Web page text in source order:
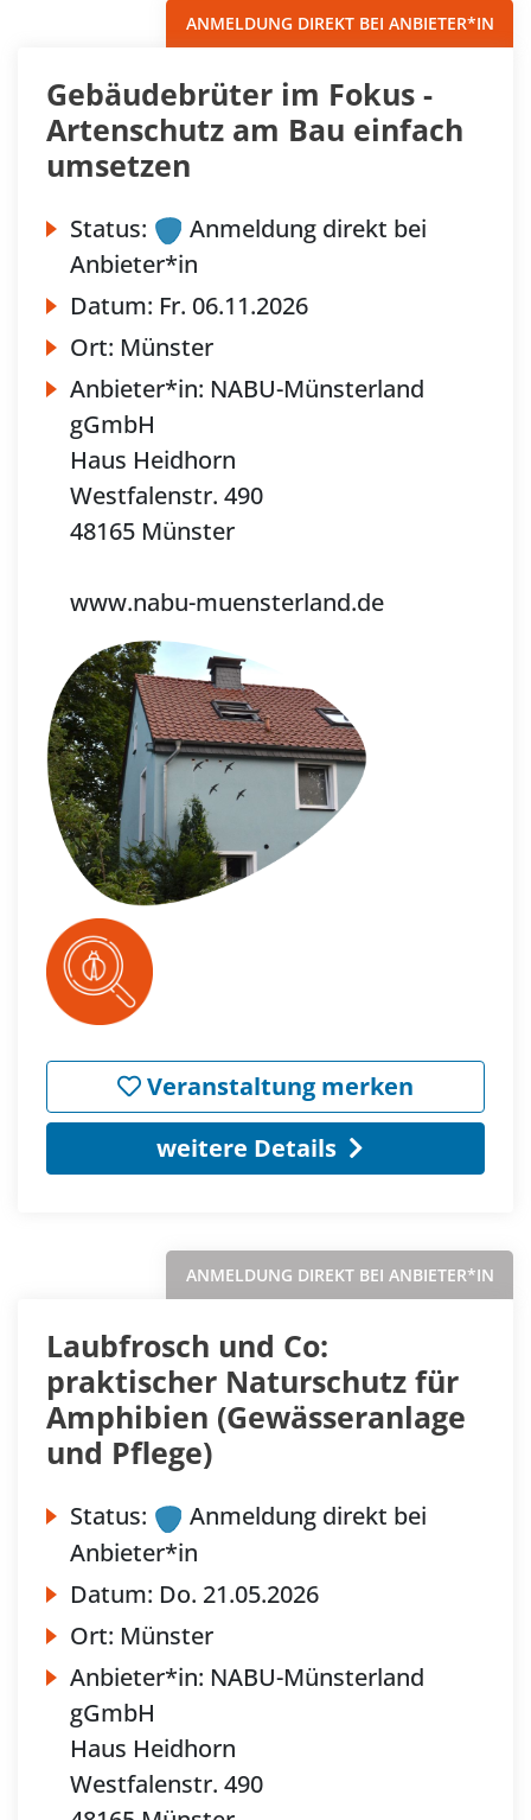
ANMELDUNG DIREKT BEI ANBIETER*IN
Gebäudebrüter im Fokus -
Artenschutz am Bau einfach
umsetzen
Status:
Anmeldung direkt bei
Anbieter*in
Datum: Fr. 06.11.2026
Ort: Münster
Anbieter*in: NABU-Münsterland
gGmbH
Haus Heidhorn
Westfalenstr. 490
48165 Münster
www.nabu-muensterland.de
Veranstaltung merken
weitere Details
ANMELDUNG DIREKT BEI ANBIETER*IN
Laubfrosch und Co:
praktischer Naturschutz für
Amphibien (Gewässeranlage
und Pflege)
Status:
Anmeldung direkt bei
Anbieter*in
Datum: Do. 21.05.2026
Ort: Münster
Anbieter*in: NABU-Münsterland
gGmbH
Haus Heidhorn
Westfalenstr. 490